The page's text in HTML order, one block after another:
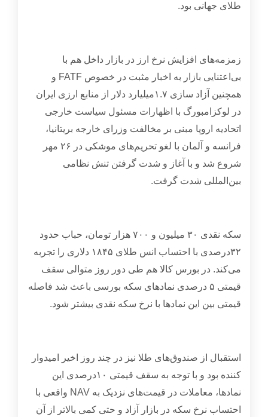
طلای جهانی بود.
زمزمه‌های افزایش نرخ ارز در بازار داخل هم با
بی‌اعتنایی بازار به اخبار مثبت در خصوص FATF و
همچنین آزاد سازی ۱.۷میلیارد دلار از منابع ارزی ایران
در لوکزامبورگ با اظهارات مسئول سیاست خارجی
اتحادیه اروپا مبنی بر مخالفت وزرای خارجه بریتانیا،
فرانسه و آلمان با لغو تحریم‌های موشکی در
۲۶ مهر
شروع شد و با آغاز و شدت گرفتن تنش نظامی
بین‌المللی شدت گرفت.
سکه نقدی ۳۰ میلیون و ۷۰۰ هزار تومان، حباب حدود
۳۲درصدی با احتساب انس طلای ۱۸۴۵ دلاری را تجربه
می‌کند. در بورس کالا هم طی دور روز متوالی سقف
قیمتی ۵ درصدی نمادهای سکه بورسی باعث شد فاصله
قیمتی بین این نمادها با نرخ سکه نقدی بیشتر شود.
استقبال از صندوق‌های طلا نیز در چند روز اخیر امیدوار
کننده بود و با توجه به سقف قیمتی ۱۰درصدی این
نمادها، معاملات در قیمت‌های نزدیک به NAV واقعی با
احتساب نرخ سکه در بازار آزاد و حتی کمی بالاتر از آن